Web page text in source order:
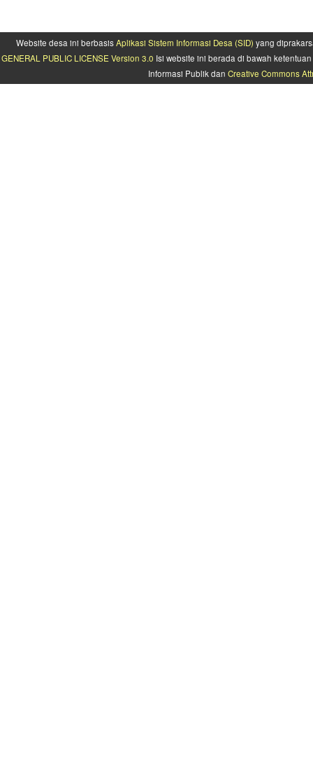
Website desa ini berbasisAplikasi Sistem Informasi Desa (SID) yang
GENERAL PUBLIC LICENSE Version 3.0 Isi website ini berada di bawah
Informasi Publik dan Creative Commons